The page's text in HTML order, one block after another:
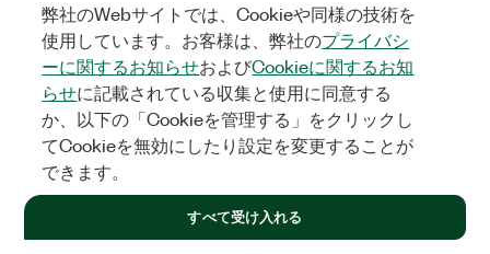
ソリューション
教育/研究 航空宇宙、防衛、官公庁 エレクトロニクス
ネルギー
産業用機械 生命科学 半導体 モビリティ
ご注文
ご注文状況/履歴
ビス規約
製品番号でご注文されるか、見積りをお申込みくだ
弊社のWebサイトでは、Cookieや同様の技術を
使用しています。お客様は、弊社のプライバシ
ーに関するお知らせおよびCookieに関するお知
らせに記載されている収集と使用に同意する
か、以下の「Cookieを管理する」をクリックし
てCookieを無効にしたり設定を変更することが
できます。
すべて受け入れる